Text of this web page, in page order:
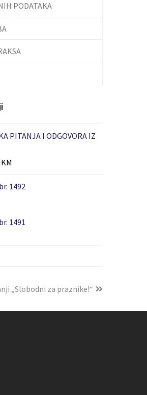
PODATAKA
PITANJA I ODGOVORA IZ
KM
1492
1491
„Slobodni za praznike!“